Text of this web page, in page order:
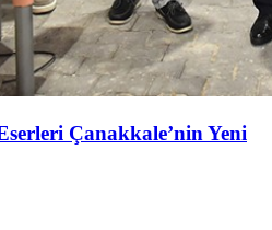
Çanakkale’nin Yeni